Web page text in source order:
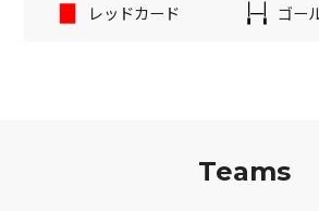
レッドカード
ゴー
Teams